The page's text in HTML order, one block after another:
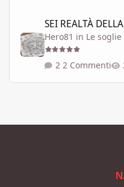
SEI REALTÀ
Hero81 in Le soglie
2 Commenti